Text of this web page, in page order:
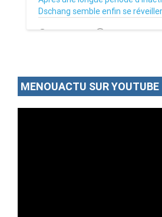
Dschang semble enfin se
12/12/25 Par
MENOUACTU SUR YOUTUBE